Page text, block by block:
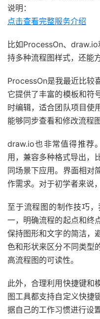
说明：
点击查看完整服务介绍
比如ProcessOn、
持多种流程图样式，还能
ProcessOn是我最近比较
它提供了丰富的模板和符
时编辑，适合团队项目使
能够同步查看和修改流程
draw.io也非常值得推荐
用，兼容多种格式导出，
同场景下应用。界面相对
作需求。对于初学者来说
至于流程图的制作技巧
一，明确流程的起点和终
保持图形和文字的简洁，
色和形状来区分不同类型
高流程图的可读性。
此外，合理利用快捷键和
图工具都支持自定义快捷
据自己的工作习惯进行设